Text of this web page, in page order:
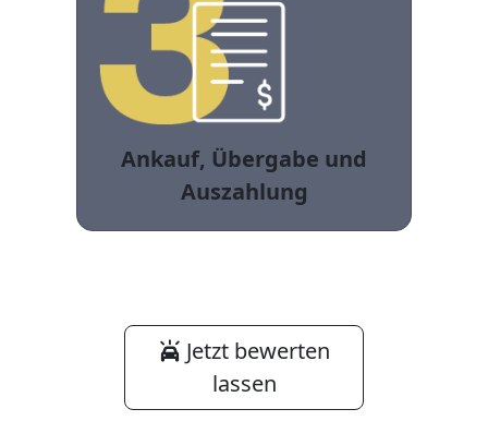
Ankauf, Übergabe und
Auszahlung
Jetzt bewerten
lassen